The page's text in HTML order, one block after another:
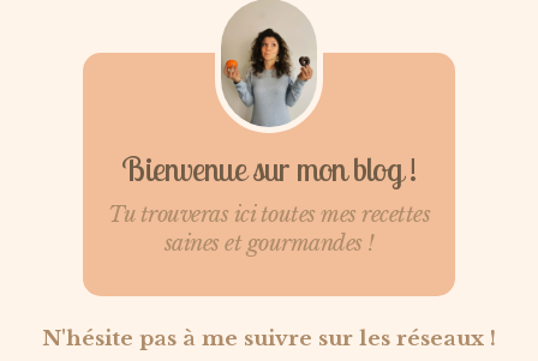
Bienvenue sur mon blog !
Tu trouveras ici toutes mes recettes
saines et gourmandes !
N'hésite pas à me suivre sur les réseaux !